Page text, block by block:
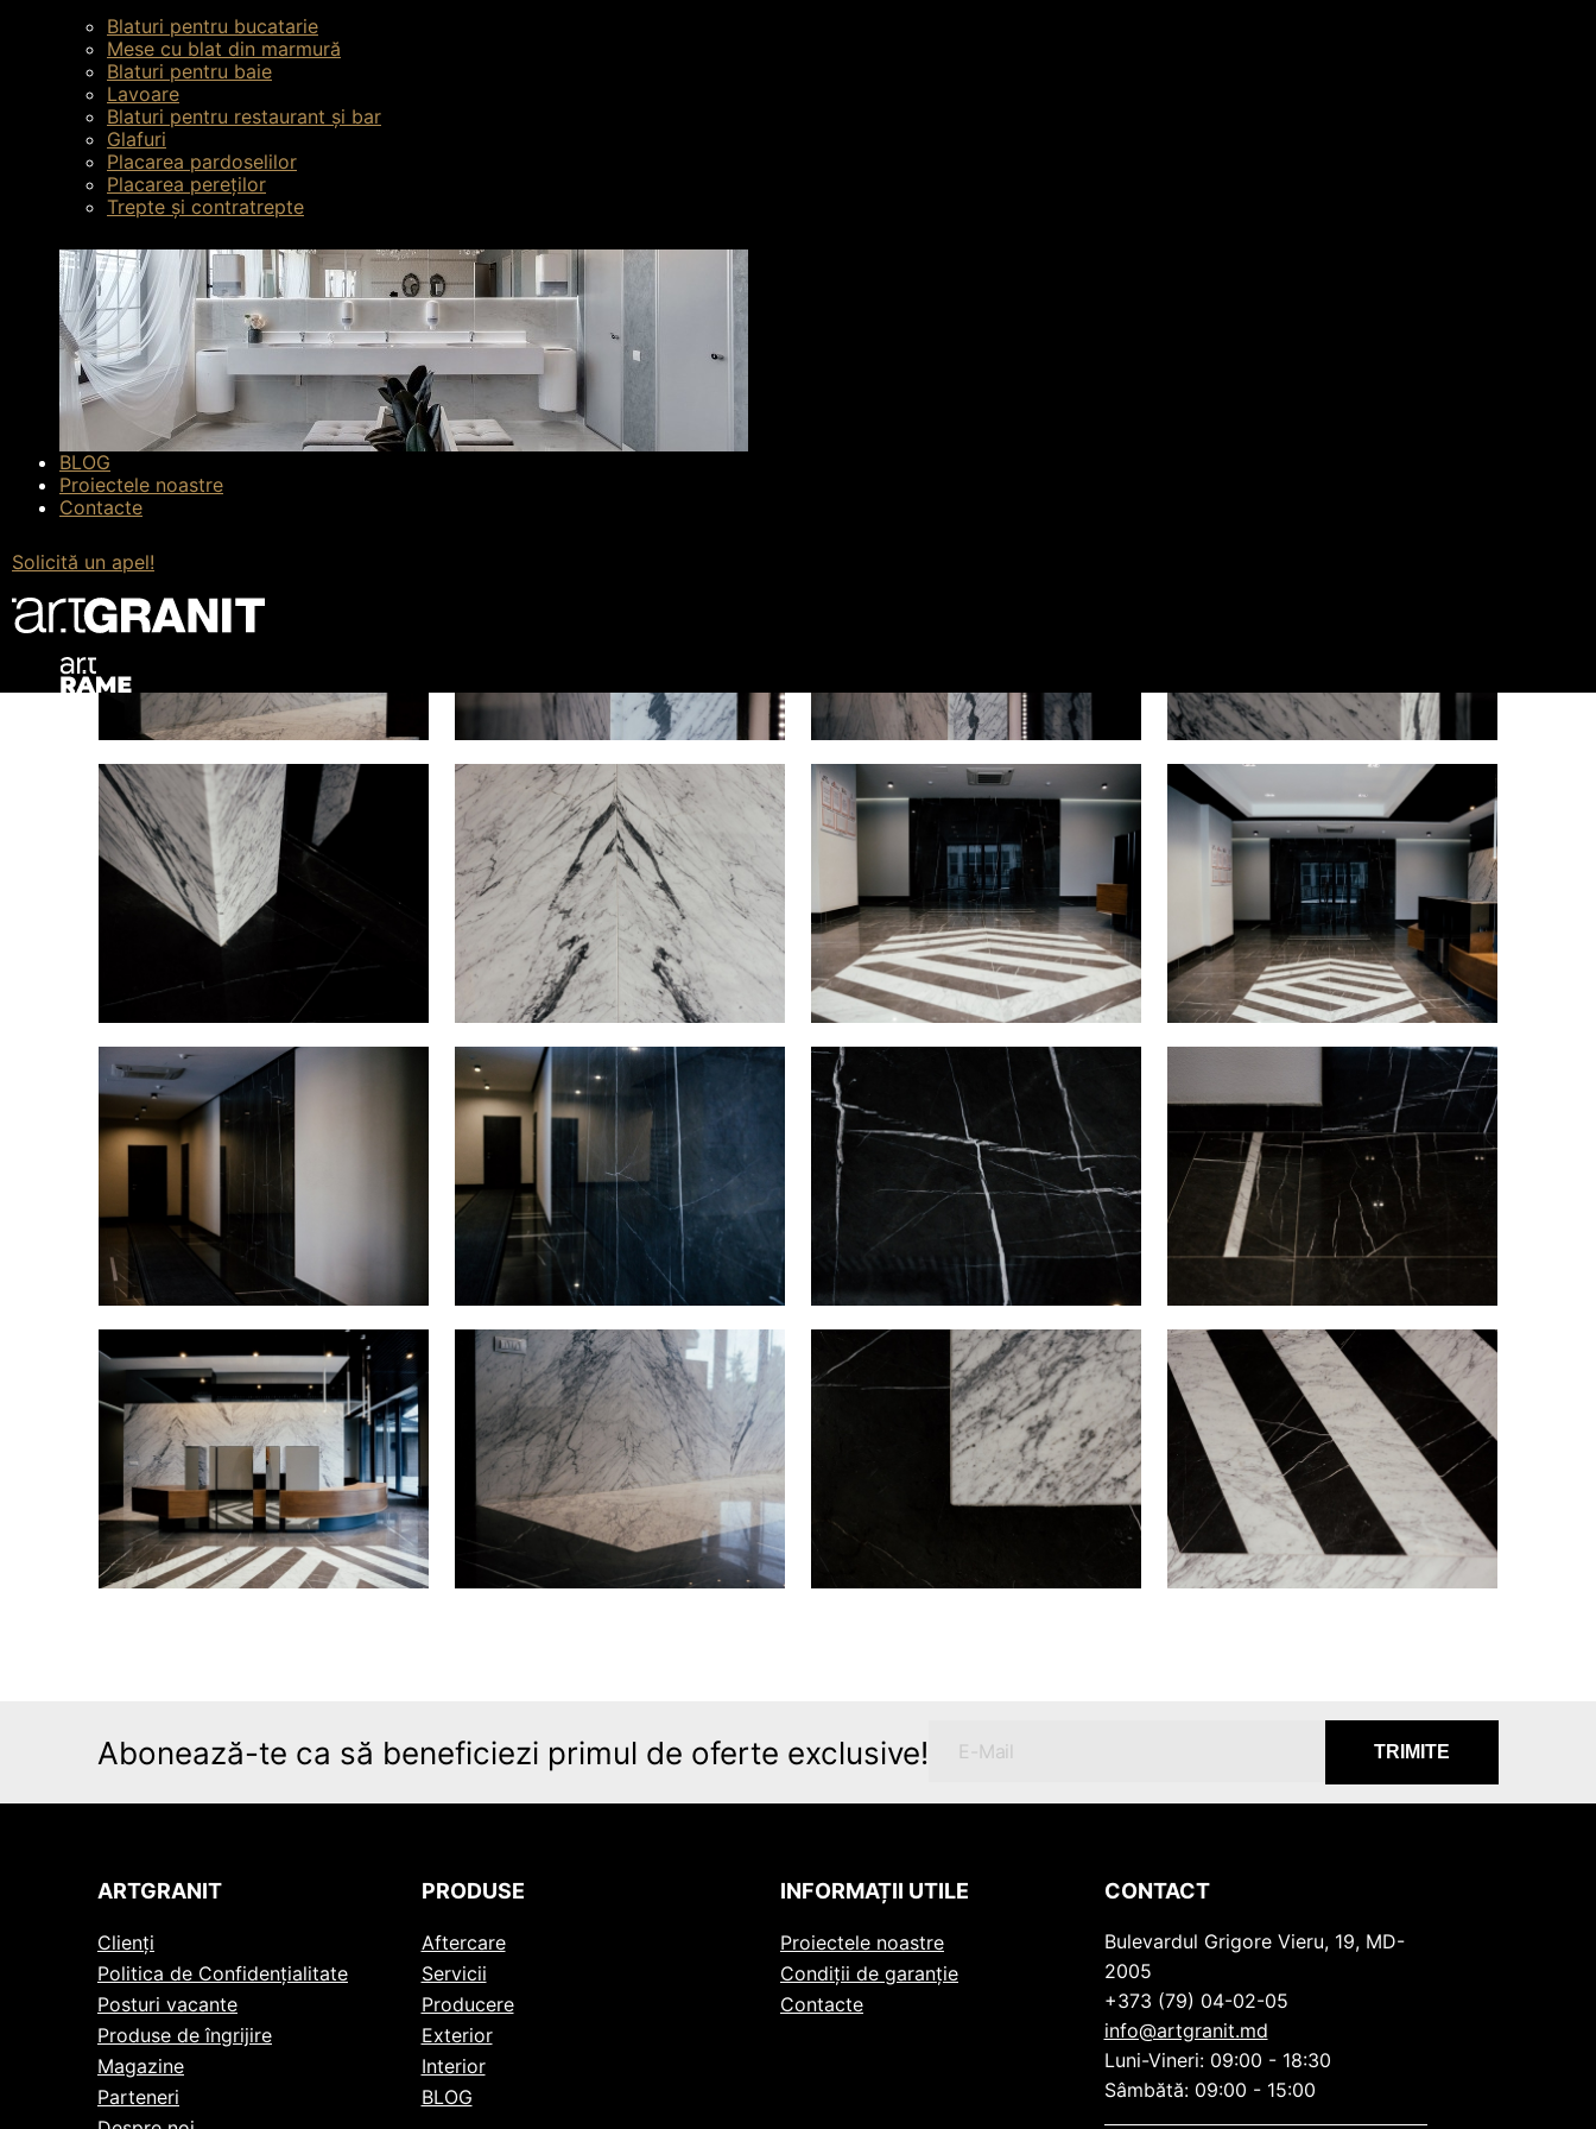
Blaturi pentru bucatarie
Mese cu blat din marmură
Blaturi pentru baie
Lavoare
Blaturi pentru restaurant și bar
Glafuri
Placarea pardoselilor
Placarea pereților
Trepte și contratrepte
BLOG
Proiectele noastre
Contacte
Solicită un apel!
SOLICITĂ UN CALCUL
Abonează-te ca să beneficiezi primul de oferte exclusive! TRIMITE
ARTGRANIT
Clienți
Politica de Confidențialitate
Posturi vacante
Produse de îngrijire
Magazine
Parteneri
PRODUSE
Aftercare
Servicii
Producere
Exterior
Interior
BLOG
INFORMAȚII UTILE
Proiectele noastre
Condiții de garanție
Contacte
CONTACT
Bulevardul Grigore Vieru, 19, MD-
2005
+373 (79) 04-02-05
info@artgranit.md
Luni-Vineri: 09:00 - 18:30
Sâmbătă: 09:00 - 15:00